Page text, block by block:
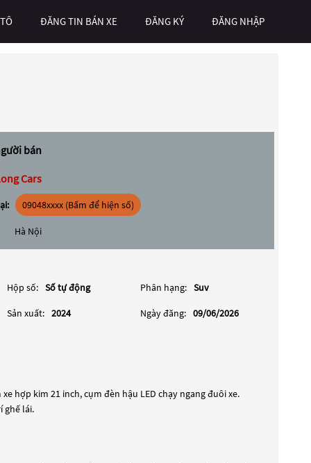
ĐĂNG TIN BÁN XE ĐĂNG KÝ ĐĂNG NHẬP
bán
Cars
09048xxxx (Bấm để hiện số)
Hà Nội
Hộp số: Số tự động Phân hạng: Suv
Sản xuất: 2024 Ngày đăng: 09/06/2026
hợp kim 21 inch, cụm đèn hậu LED chạy ngang đuôi xe.
ghế lái.